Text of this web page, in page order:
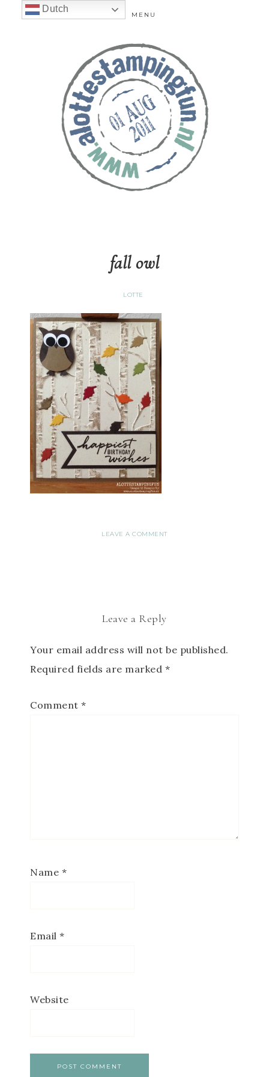
MENU
fall owl
LOTTE
LEAVE A COMMENT
Leave a Reply
Your email address will not be published.
Required fields are marked *
Comment *
Name *
Email *
Website
Dutch